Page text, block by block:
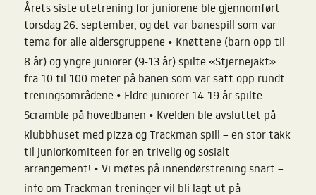
Årets siste utetrening for juniorene ble gjennomført
torsdag 26. september, og det var banespill som var
tema for alle aldersgruppene • Knøttene (barn opp til
8 år) og yngre juniorer (9-13 år) spilte «Stjernejakt»
fra 10 til 100 meter på banen som var satt opp rundt
treningsområdene • Eldre juniorer 14-19 år spilte
Scramble på hovedbanen • Kvelden ble avsluttet på
klubbhuset med pizza og Trackman spill – en stor takk
til juniorkomiteen for en trivelig og sosialt
arrangement! • Vi møtes på innendørstrening snart –
info om Trackman treninger vil bli lagt ut på